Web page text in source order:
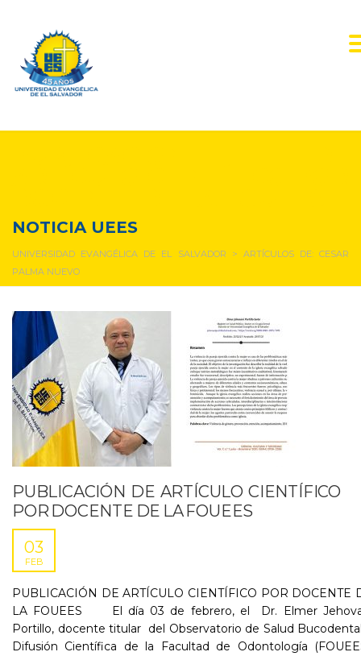
NOTICIA UEES
UNIVERSIDAD EVANGÉLICA DE EL SALVADOR > ARTÍCULOS DE: CESAR
PALMA NUEVO
PUBLICACIÓN DE ARTÍCULO CIENTÍFICO
POR DOCENTE DE LA FOUEES
03
FEB
PUBLICACIÓN DE ARTÍCULO CIENTÍFICO POR DOCENTE
LA FOUEES El día 03 de febrero, el Dr. Elmer
Portillo, docente titular del Observatorio de Salud
Difusión Científica de la Facultad de Odontología